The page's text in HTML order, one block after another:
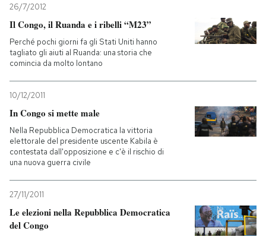
26/7/2012
Il Congo, il Ruanda e i ribelli “M23”
Perché pochi giorni fa gli Stati Uniti hanno
tagliato gli aiuti al Ruanda: una storia che
comincia da molto lontano
10/12/2011
In Congo si mette male
Nella Repubblica Democratica la vittoria
elettorale del presidente uscente Kabila è
contestata dall'opposizione e c'è il rischio di
una nuova guerra civile
27/11/2011
Le elezioni nella Repubblica Democratica
del Congo